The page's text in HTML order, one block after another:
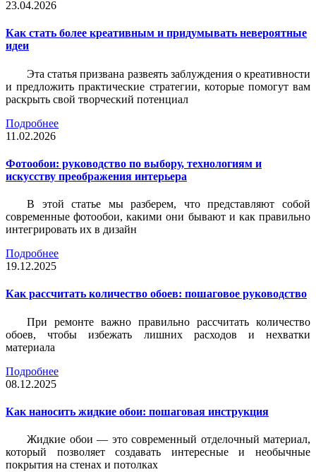
23.04.2026
Как стать более креативным и придумывать невероятные
идеи
Эта статья призвана развеять заблуждения о креативности
и предложить практические стратегии, которые помогут вам
раскрыть свой творческий потенциал
Подробнее
11.02.2026
Фотообои: руководство по выбору, технологиям и
искусству преображения интерьера
В этой статье мы разберем, что представляют собой
современные фотообои, какими они бывают и как правильно
интегрировать их в дизайн
Подробнее
19.12.2025
Как рассчитать количество обоев: пошаговое руководство
При ремонте важно правильно рассчитать количество
обоев, чтобы избежать лишних расходов и нехватки
материала
Подробнее
08.12.2025
Как наносить жидкие обои: пошаговая инструкция
Жидкие обои — это современный отделочный материал,
который позволяет создавать интересные и необычные
покрытия на стенах и потолках